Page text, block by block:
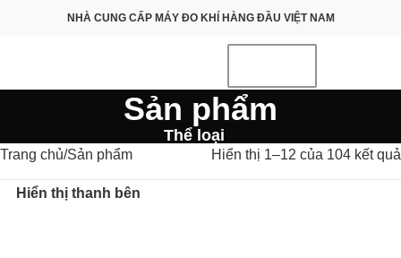
NHÀ CUNG CẤP MÁY ĐO KHÍ HÀNG ĐẦU VIỆT NAM
Sản phẩm
Thể loại
Trang chủ Sản phẩm
Hiển thị 1–12 của 104 kết quả
Hiển thị thanh bên